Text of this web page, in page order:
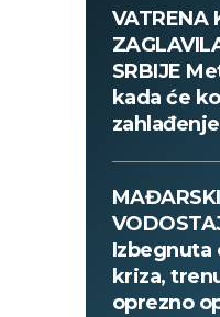
VATRENA
SRBIJE
kada će
Izbegnuta
kriza,
oprezno